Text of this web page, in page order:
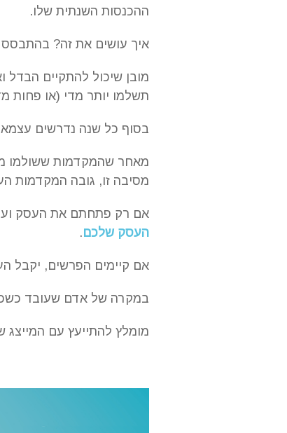
ההכנסות השנתית שלו.
איך עושים את זה?
מובן שיכול להתקיים הבדל
תשלמו יותר מדי (או פחות
בסוף כל שנה נדרשים
מאחר שהמקדמות ששולמו
מסיבה זו, גובה המקדמות
אם רק פתחתם את העסק
העסק שלכם.
אם קיימים הפרשים, יקבל
במקרה של אדם שעובד
מומלץ להתייעץ עם